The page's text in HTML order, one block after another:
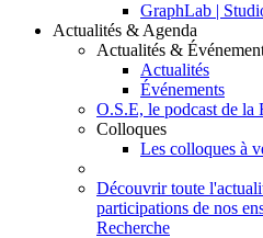
GraphLab |
Actualités & Agenda
Actualités &
Actualités
Événements
O.S.E, le podcast de la
Colloques
Les colloques à
Découvrir toute
participations de nos
Recherche